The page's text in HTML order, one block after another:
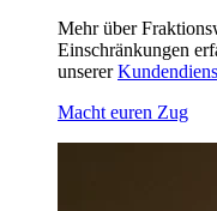
Mehr über
Einschränkungen
unserer
Macht euren Zug